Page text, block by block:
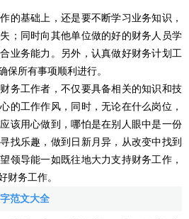
基础上，还是要不断学习业务知识，
；同时向其他单位做的好的财务人员学
业务能力。另外，认真做好财务计划工
保所有事项顺利进行。
工作者，不仅要具备相关的知识和技
的工作作风，同时，无论在什么岗位，
该用心做到，哪怕是在别人眼中是一份
找乐趣，做到日新月异，从改变中找到
领导能一如既往地大力支持财务工作，
财务工作。
范文大全